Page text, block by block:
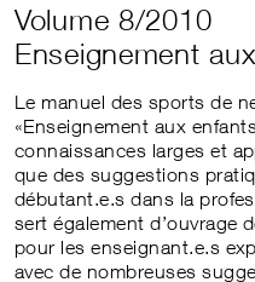
Volume 8/2010
Enseignement
Le manuel des sports de
«Enseignement aux
connaissances larges et
que des suggestions
débutant.e.s dans la
sert également d’ouvrage
pour les enseignant.e.s
avec de nombreuses
Ce
produit
a
variations.
Les
options
peuvent
être
choisies
sur
la
page